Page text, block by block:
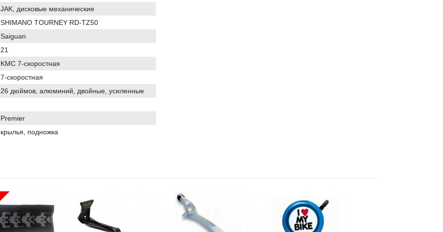
JAK, дисковые механические
SHIMANO TOURNEY RD-TZ50
Saiguan
21
KMC 7-скоростная
7-скоростная
26 дюймов, алюминий, двойные, усиленные
Premier
крылья, подножка